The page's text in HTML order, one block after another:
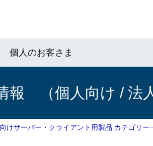
個人のお客さま
報 （個人向け / 法
けサーバー・クライアント用製品 カテゴリー